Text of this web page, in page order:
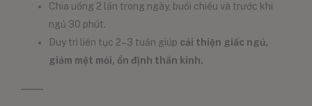
Chia uống 2 lần trong ngày, buổi chiều và trước khi
ngủ 30 phút.
Duy trì liên tục 2–3 tuần giúp cải thiện giấc ngủ,
giảm mệt mỏi, ổn định thần kinh.